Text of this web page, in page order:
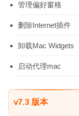
管理偏好窗格
删除Internet插件
卸载Mac Widgets
启动代理mac
v7.3 版本